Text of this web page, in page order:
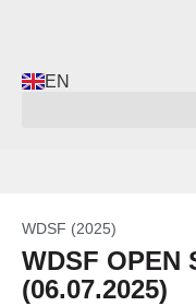
EN
WDSF (2025)
WDSF OPEN
(06.07.2025)